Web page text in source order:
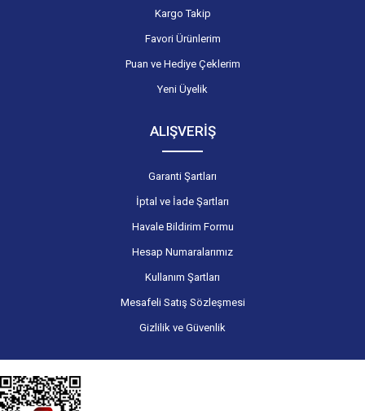
Kargo Takip
Favori Ürünlerim
Puan ve Hediye Çeklerim
Yeni Üyelik
ALIŞVERİŞ
Garanti Şartları
İptal ve İade Şartları
Havale Bildirim Formu
Hesap Numaralarımız
Kullanım Şartları
Mesafeli Satış Sözleşmesi
Gizlilik ve Güvenlik